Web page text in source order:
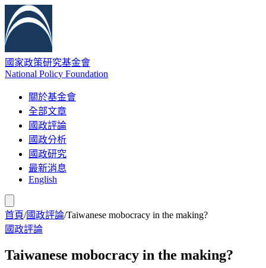
國家政策研究基金會
National Policy Foundation
關於基金會
全部文章
國政評論
國政分析
國政研究
最新消息
English
首頁/國政評論/Taiwanese mobocracy in the making?
國政評論
Taiwanese mobocracy in the making?